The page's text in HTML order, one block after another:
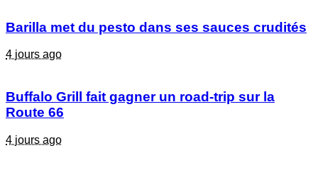
Barilla met du pesto dans ses sauces crudités
4 jours ago
Buffalo Grill fait gagner un road-trip sur la
Route 66
4 jours ago